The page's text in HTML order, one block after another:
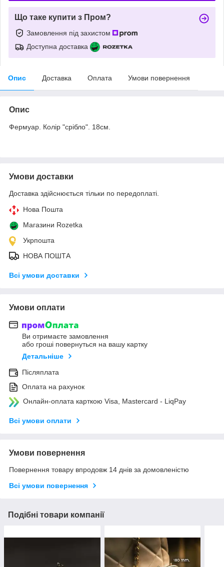
Що таке купити з Пром?
Замовлення під захистом
Доступна доставка
Опис Доставка Оплата Умови повернення
Опис
Фермуар. Колір "срібло". 18см.
Умови доставки
Доставка здійснюється тільки по передоплаті.
Нова Пошта
Магазини Rozetka
Укрпошта
НОВА ПОШТА
Всі умови доставки
Умови оплати
Ви отримаєте замовлення
або гроші повернуться на вашу картку
Детальніше
Післяплата
Оплата на рахунок
Онлайн-оплата карткою Visa, Mastercard - LiqPay
Всі умови оплати
Умови повернення
Повернення товару впродовж 14 днів за домовленістю
Всі умови повернення
Подібні товари компанії